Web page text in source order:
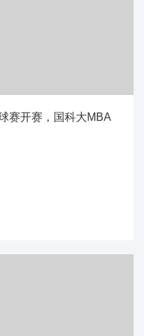
赛开赛，国科大MBA